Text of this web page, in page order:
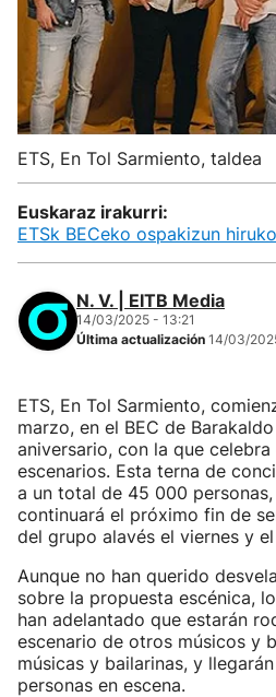
ETS, En Tol Sarmiento, taldea
Euskaraz irakurri:
ETSk BECeko ospakizun
N. V. | EITB Media
14/03/2025 - 13:21
Última actualización 14/03/
ETS, En Tol Sarmiento,
marzo, en el BEC de
aniversario, con la que
escenarios. Esta terna de
a un total de 45 000
continuará el próximo fin de
del grupo alavés el viernes y
Aunque no han querido
sobre la propuesta escénica,
han adelantado que estarán
escenario de otros músicos y
músicas y bailarinas, y
personas en escena.